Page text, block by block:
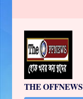
THE OFFNEWS